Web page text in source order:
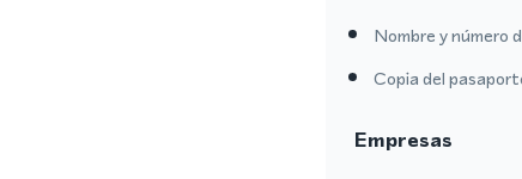
Nombre y
Copia del
Empresas